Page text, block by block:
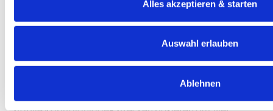
Alles akzeptieren & starten
Auswahl erlauben
Ablehnen
Wie baue ich eine Kapitalanlage-
Strecke, die auch bei mehr Leads